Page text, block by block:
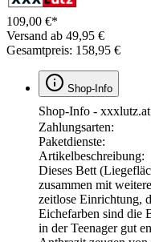
109,00 €*
Versand ab 49,95 €
Gesamtpreis: 158,95 €
Shop-Info
Shop-Info - xxxlutz.at
Zahlungsarten:
Paketdienste:
Artikelbeschreibung:
Dieses Bett
zusammen mit
zeitlose Einrichtung,
Eichefarben sind die
in der Teenager gut